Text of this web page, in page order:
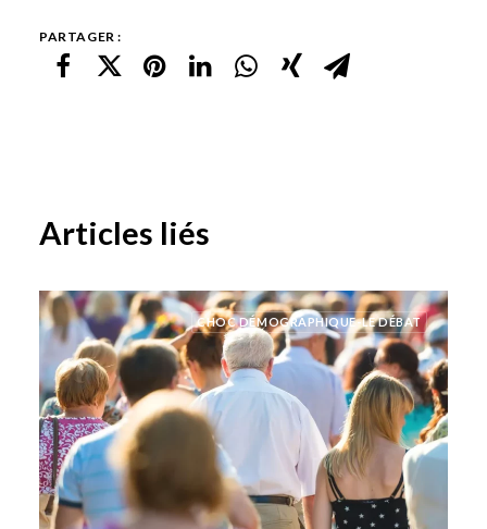
PARTAGER :
Articles liés
CHOC DÉMOGRAPHIQUE-LE DÉBAT